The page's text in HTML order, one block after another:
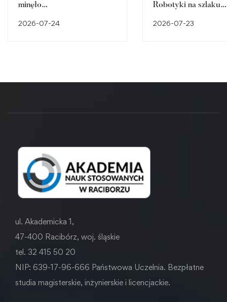
minęło…
2026-07-24
Robotyki na szlaku
2026-07-23
ul. Akademicka 1,
47-400 Racibórz, woj. śląskie
tel. 32 415 50 20
NIP: 639-17-96-666 Państwowa Uczelnia. Bezpłatne
studia magisterskie, inżynierskie i licencjackie.